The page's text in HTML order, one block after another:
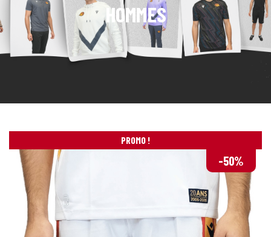
HOMMES
PROMO !
-50%